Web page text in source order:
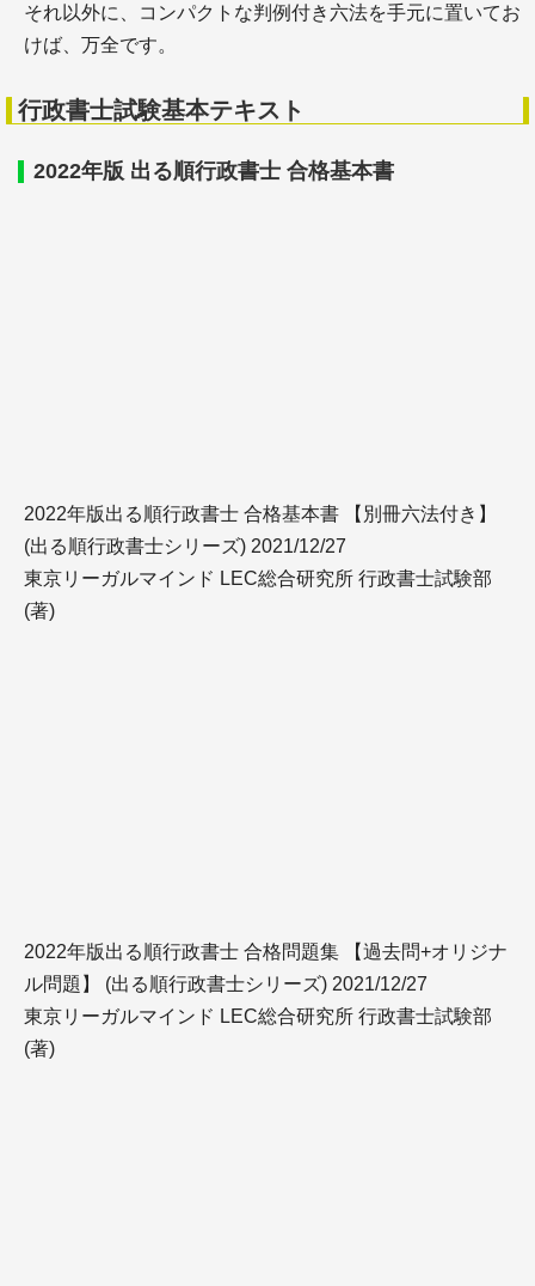
それ以外に、コンパクトな判例付き六法を手元に置いてお
けば、万全です。
行政書士試験基本テキスト
2022年版 出る順行政書士 合格基本書
2022年版出る順行政書士 合格基本書 【別冊六法付き】
(出る順行政書士シリーズ) 2021/12/27
東京リーガルマインド LEC総合研究所 行政書士試験部
(著)
2022年版出る順行政書士 合格問題集 【過去問+オリジナ
ル問題】 (出る順行政書士シリーズ) 2021/12/27
東京リーガルマインド LEC総合研究所 行政書士試験部
(著)